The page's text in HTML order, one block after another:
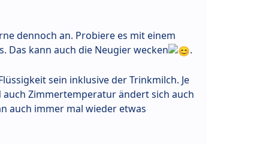
dennoch an. Probiere es mit einem
Das kann auch die Neugier wecken
.
sein inklusive der Trinkmilch. Je
auch Zimmertemperatur ändert sich auch
auch immer mal wieder etwas